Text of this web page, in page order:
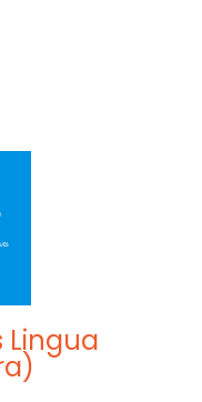
Lingua